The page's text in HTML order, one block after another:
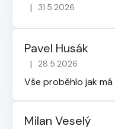
Hodnocení obchodu
| 31.5.2026
Pavel Husák
Hodnocení obchodu
| 28.5.2026
Vše proběhlo jak má
Milan Veselý